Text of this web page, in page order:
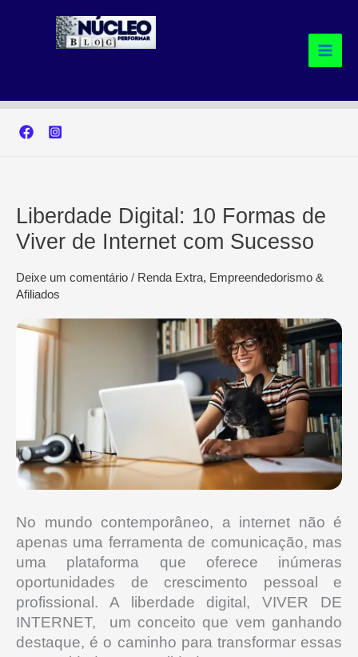
Liberdade Digital: 10 Formas de
Viver de Internet com Sucesso
Deixe um comentário / Renda Extra, Empreendedorismo &
Afiliados
No mundo contemporâneo, a internet não é
apenas uma ferramenta de comunicação, mas
uma plataforma que oferece inúmeras
oportunidades de crescimento pessoal e
profissional.
A liberdade digital, VIVER DE
INTERNET, um conceito que vem ganhando
destaque, é o caminho para transformar essas